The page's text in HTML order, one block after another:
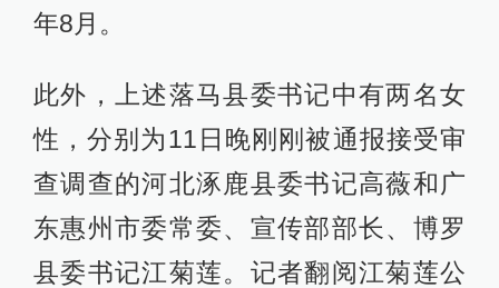
年8月。
此外，上述落马县委书记中有两名女
性，分别为11日晚刚刚被通报接受审
查调查的河北涿鹿县委书记高薇和广
东惠州市委常委、宣传部部长、博罗
县委书记江菊莲。记者翻阅江菊莲公